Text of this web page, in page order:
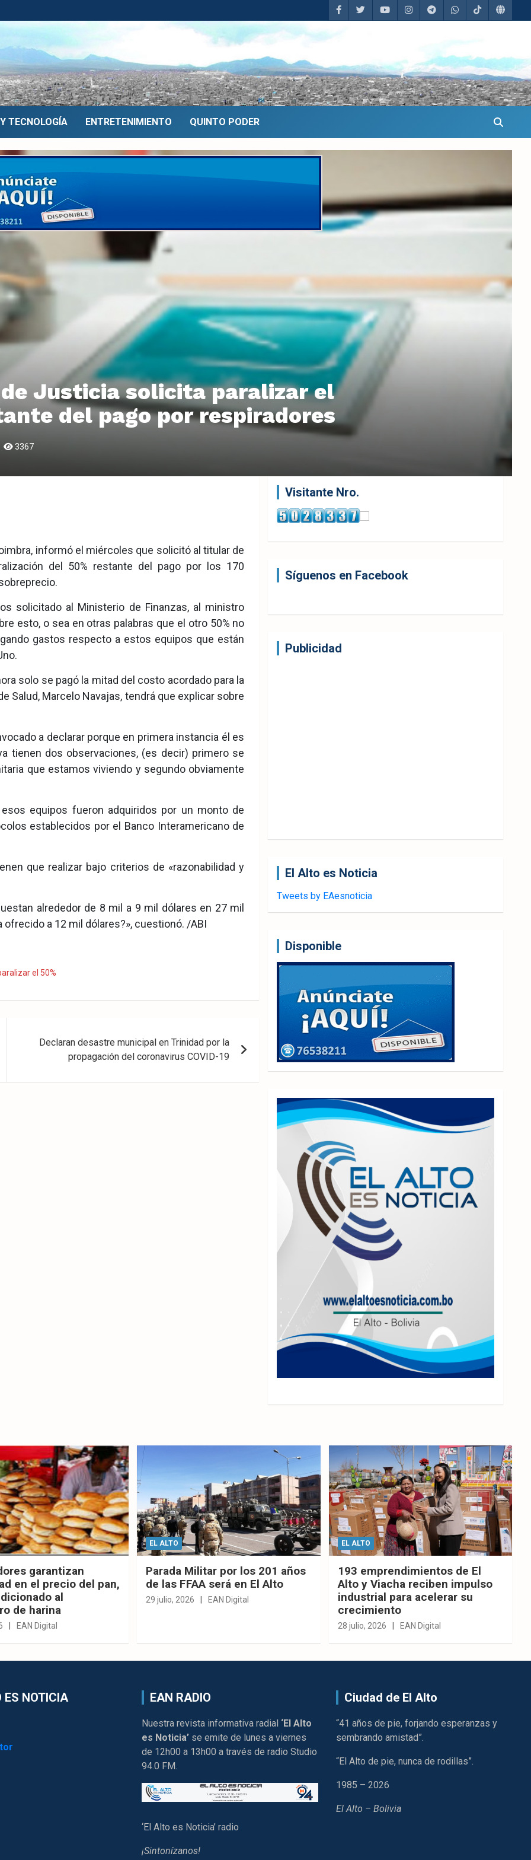
TECNOLOGÍA ENTRETENIMIENTO QUINTO PODER
Justicia solicita paralizar el
del pago por respiradores
3367
informó el miércoles que solicitó al titular de
del 50% restante del pago por los 170
solicitado al Ministerio de Finanzas, al ministro
esto, o sea en otras palabras que el otro 50% no
gastos respecto a estos equipos que están
solo se pagó la mitad del costo acordado para la
Salud, Marcelo Navajas, tendrá que explicar sobre
a declarar porque en primera instancia él es
tienen dos observaciones, (es decir) primero se
que estamos viviendo y segundo obviamente
equipos fueron adquiridos por un monto de
establecidos por el Banco Interamericano de
que realizar bajo criterios de «razonabilidad y
alrededor de 8 mil a 9 mil dólares en 27 mil
a 12 mil dólares?», cuestionó. /ABI
el 50%
Declaran desastre municipal en Trinidad por la
propagación del coronavirus COVID-19
Visitante Nro.
Síguenos en Facebook
Publicidad
El Alto es Noticia
Tweets by EAesnoticia
Disponible
garantizan
en el precio del pan,
al
de harina
EAN Digital
EL ALTO
Parada Militar por los 201 años
de las FFAA será en El Alto
29 julio, 2026 EAN Digital
EL ALTO
193 emprendimientos de El
Alto y Viacha reciben impulso
industrial para acelerar su
crecimiento
28 julio, 2026 EAN Digital
ES NOTICIA EAN RADIO
Nuestra revista informativa radial ‘El Alto
es Noticia’ se emite de lunes a viernes
de 12h00 a 13h00 a través de radio Studio
94.0 FM.
‘El Alto es Noticia’ radio
¡Sintonízanos!
Ciudad de El Alto
“41 años de pie, forjando esperanzas y
sembrando amistad”.
“El Alto de pie, nunca de rodillas”.
1985 – 2026
El Alto – Bolivia